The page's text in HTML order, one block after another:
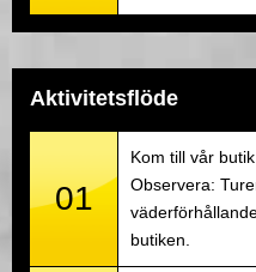
Aktivitetsflöde
01
Kom till vår
Observera:
butiken.